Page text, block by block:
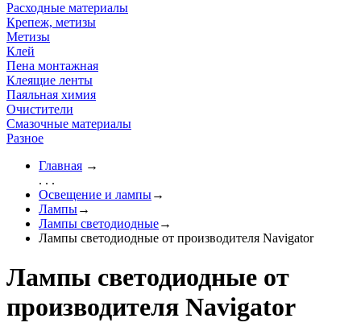
Расходные материалы
Крепеж, метизы
Метизы
Клей
Пена монтажная
Клеящие ленты
Паяльная химия
Очистители
Смазочные материалы
Разное
Главная →
. . .
Освещение и лампы→
Лампы→
Лампы светодиодные→
Лампы светодиодные от производителя Navigator
Лампы светодиодные от
производителя Navigator